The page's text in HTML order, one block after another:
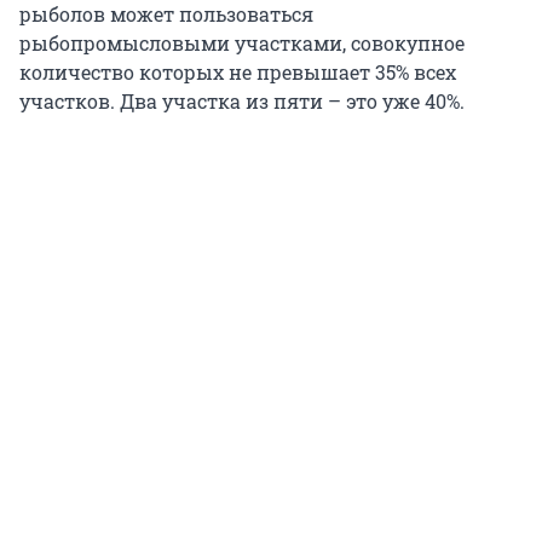
рыболов может пользоваться
рыбопромысловыми участками, совокупное
количество которых не превышает 35% всех
участков. Два участка из пяти – это уже 40%.